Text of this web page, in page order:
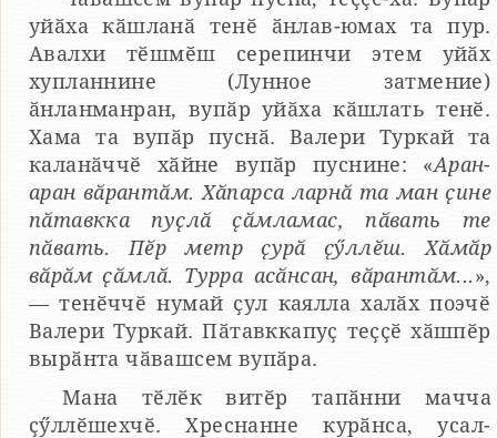
уйӑха кӑшланӑ тенӗ ӑнлав-юмах та пур.
Авалхи тӗшмӗш серепинчи этем уйӑх
хупланнине (Лунное затмение)
ӑнланманран, вупӑр уйӑха кӑшлать тенӗ.
Хама та вупӑр пуснӑ. Валери Туркай та
каланӑччӗ хӑйне вупӑр пуснине: «Аран-
аран вӑрантӑм. Хӑпарса ларнӑ та ман ҫине
пӑтавкка пуҫлӑ ҫӑмламас, пӑвать те
пӑвать. Пӗр метр ҫурӑ ҫӳллӗш. Хӑмӑр
вӑрӑм ҫӑмлӑ. Турра асӑнсан, вӑрантӑм...»,
— тенӗччӗ нумай ҫул каялла халӑх поэчӗ
Валери Туркай. Пӑтавккапуҫ теҫҫӗ хӑшпӗр
вырӑнта чӑвашсем вупӑра.
Мана тӗлӗк витӗр тапӑнни мачча
ҫӳллӗшехчӗ. Хреснанне курӑнса, усал-